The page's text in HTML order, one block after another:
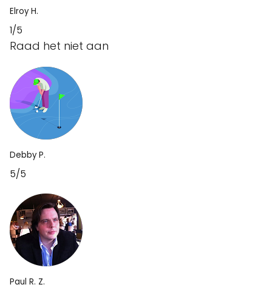
Elroy H.
1/5
Raad het niet aan
Debby P.
5/5
Paul R. Z.